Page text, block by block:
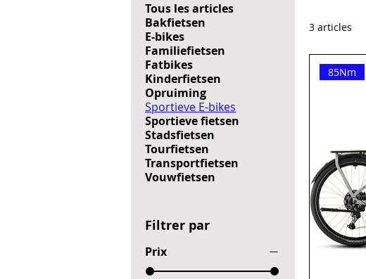
Tous les articles
Bakfietsen
E-bikes
Familiefietsen
Fatbikes
Kinderfietsen
Opruiming
Sportieve E-bikes
Sportieve fietsen
Stadsfietsen
Tourfietsen
Transportfietsen
Vouwfietsen
Filtrer par
Prix
3 articles
85Nm